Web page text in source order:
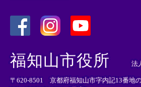
外
部
リ
ン
外
リ
ン
外
部
ン
福知山市役所 法
〒620-8501 京都府福知山市字内記13番地